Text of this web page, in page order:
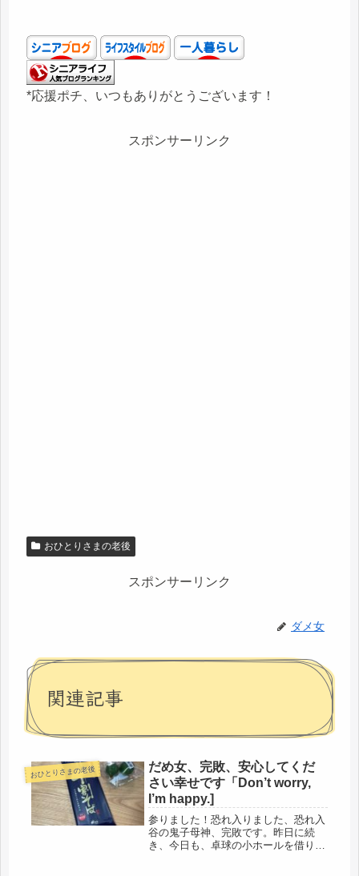
*応援ポチ、いつもありがとうございます！
スポンサーリンク
おひとりさまの老後
スポンサーリンク
ダメ女
関連記事
おひとりさまの老後
だめ女、完敗、安心してくだ
さい幸せです「Don’t worry,
I’m happy.]
参りました！恐れ入りました、恐れ入
谷の鬼子母神、完敗です。昨日に続
き、今日も、卓球の小ホールを借りら